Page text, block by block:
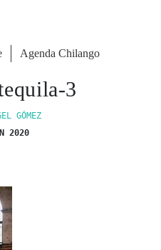
Agenda Chilango
3
GÓMEZ
2020